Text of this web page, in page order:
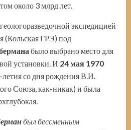
около 3 млрд лет.
экспедицией
(Кольская ГРЭ) под
было выбрано место для
установки. И 24 мая 1970
со дня рождения В.И.
Союза, как-никак) и была
был бессменным